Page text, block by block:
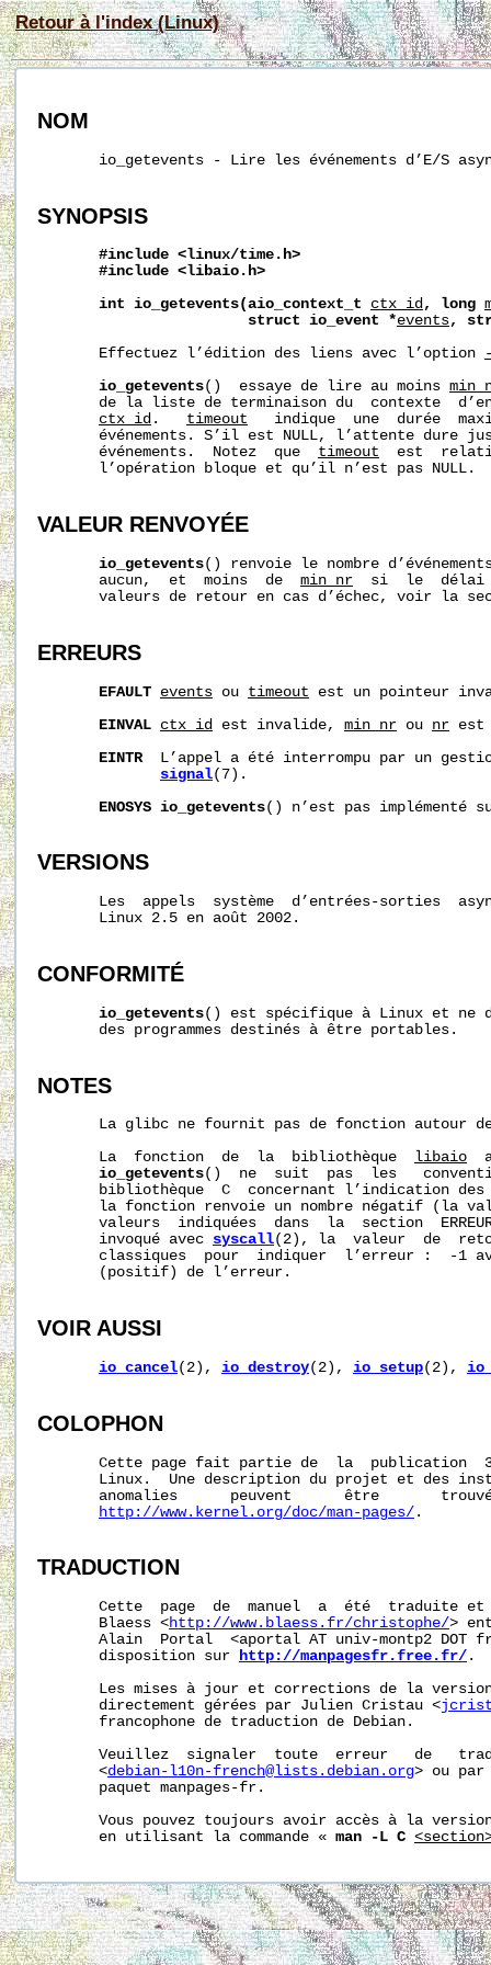
Retour à l'index (Linux)
NOM
io_getevents - Lire les événements d’E/S
SYNOPSIS
#include <linux/time.h>
#include <libaio.h>
int io_getevents(aio_context_t ctx_id, long
struct io_event *events,
       Effectuez l’édition des liens avec l’option
io_getevents()  essaye de lire au moins
de la liste de terminaison du  contexte
ctx_id . timeout
indique  une  durée
événements. S’il est NULL, l’attente dure
       événements.  Notez  que
timeout
est
       l’opération bloque et qu’il n’est pas NULL.
VALEUR RENVOYÉE
io_getevents() renvoie le nombre
       aucun,  et  moins  de
min_nr
si  le
valeurs de retour en cas d’échec, voir la
ERREURS
EFAULT events ou timeout est un pointeur
EINVAL ctx_id est invalide, min_nr ou nr est
EINTR
L’appel a été interrompu par un
signal(7).
ENOSYS io_getevents() n’est pas implémenté
VERSIONS
Les  appels  système  d’entrées-sorties
       Linux 2.5 en août 2002.
CONFORMITÉ
io_getevents() est spécifique à Linux et ne
       des programmes destinés à être portables.
NOTES
La glibc ne fournit pas de fonction autour
       La  fonction  de  la  bibliothèque
libaio
io_getevents()  ne  suit  pas  les
bibliothèque  C  concernant l’indication
la fonction renvoie un nombre négatif (la
valeurs  indiquées  dans  la  section
       invoqué avec
syscall(2), la  valeur  de
classiques  pour  indiquer  l’erreur :  -1
       (positif) de l’erreur.
VOIR AUSSI
io_cancel(2), io_destroy(2), io_setup(2),
COLOPHON
Cette page fait partie de  la  publication
Linux.  Une description du projet et des
anomalies      peuvent      être
http://www.kernel.org/doc/man-pages/ .
TRADUCTION
Cette  page  de  manuel  a  été  traduite
       Blaess <
http://www.blaess.fr/christophe/>
Alain  Portal  <aportal AT univ-montp2 DOT
       disposition sur
http://manpagesfr.free.fr/ .
Les mises à jour et corrections de la
       directement gérées par Julien Cristau <
       francophone de traduction de Debian.
Veuillez  signaler  toute  erreur   de
       <
debian-l10n-french@lists.debian.org> ou par
       paquet manpages-fr.
Vous pouvez toujours avoir accès à la
       en utilisant la commande «
man -L C